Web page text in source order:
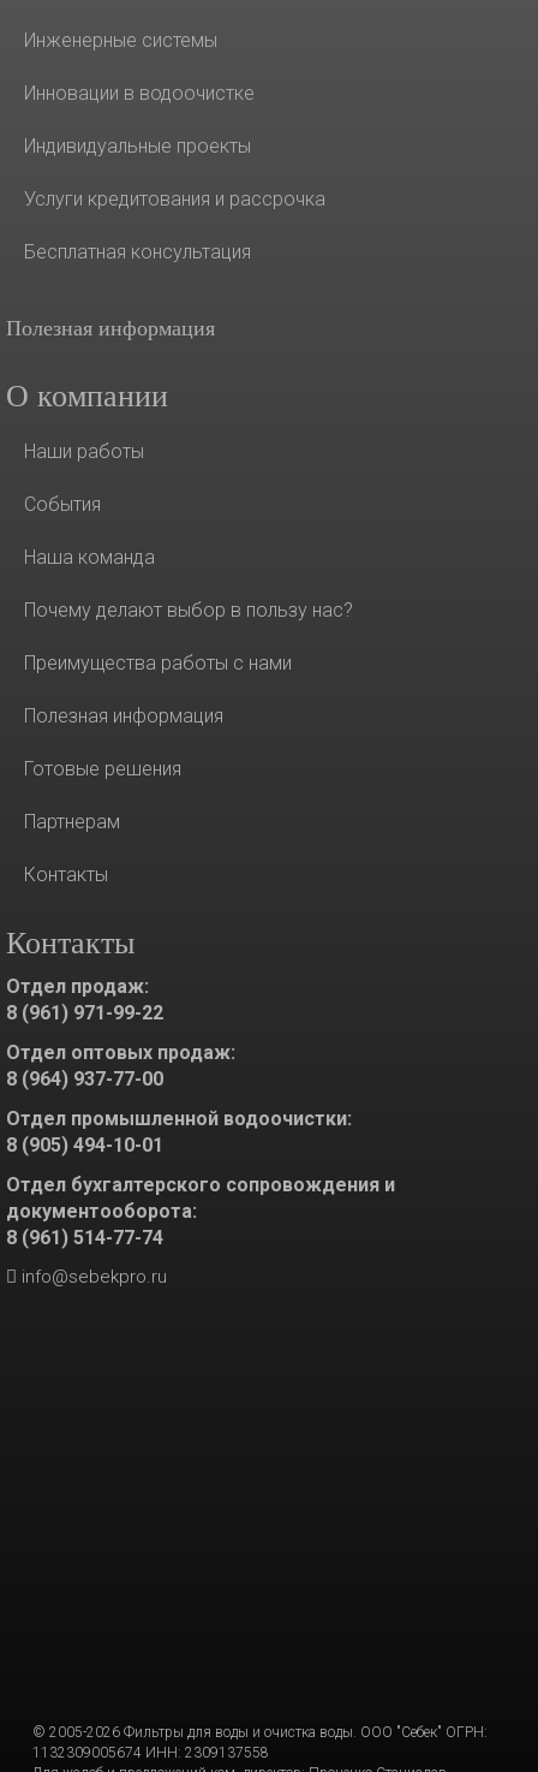
Инженерные системы
Инновации в водоочистке
Индивидуальные проекты
Услуги кредитования и рассрочка
Бесплатная консультация
Полезная информация
О компании
Наши работы
События
Наша команда
Почему делают выбор в пользу нас?
Преимущества работы с нами
Полезная информация
Готовые решения
Партнерам
Контакты
Контакты
Отдел продаж:
8 (961) 971-99-22
Отдел оптовых продаж:
8 (964) 937-77-00
Отдел промышленной водоочистки:
8 (905) 494-10-01
Отдел бухгалтерского сопровождения и
документооборота:
8 (961) 514-77-74
info@sebekpro.ru
© 2005-2026 Фильтры для воды и очистка воды. ООО "Себек" ОГРН:
1132309005674 ИНН: 2309137558